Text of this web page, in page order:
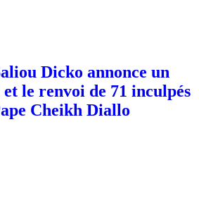
Dicko annonce un
le renvoi de 71 inculpés
Cheikh Diallo